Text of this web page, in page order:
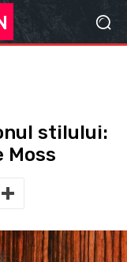
stilului:
Moss